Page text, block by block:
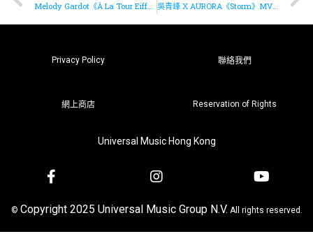
Melody Gardot《À La Tour Eiffel》MV已推出 吳青峰 X AURORA《Storm》MV已推出
Privacy Policy 聯絡我們
網上商店 Reservation of Rights
Universal Music Hong Kong
© Copyright 2025 Universal Music Group N.V. All rights reserved.